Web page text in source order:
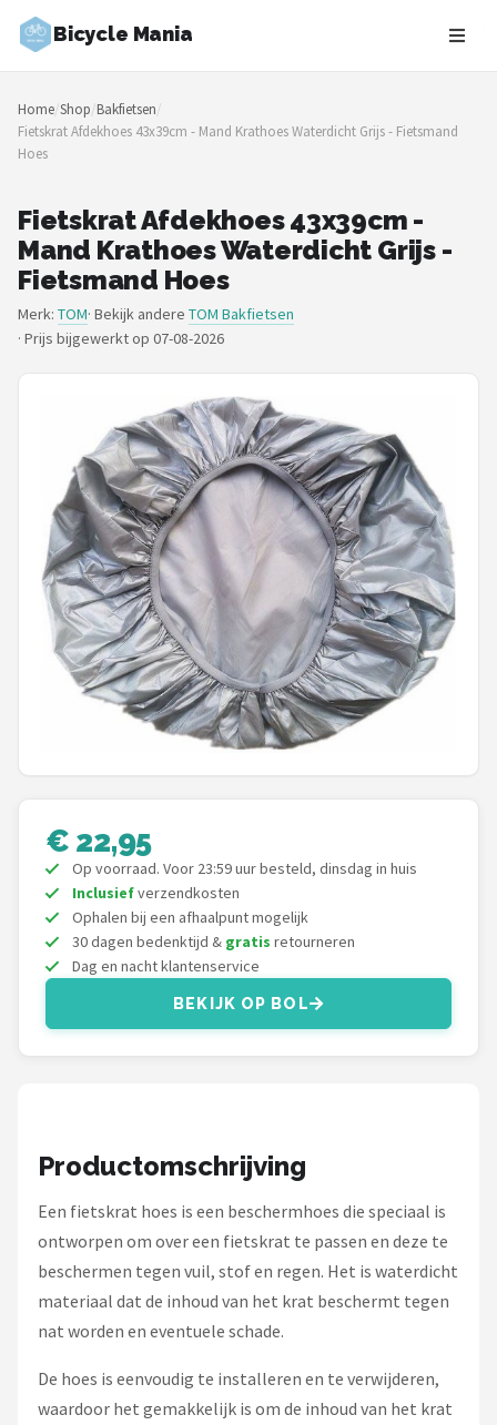
Bicycle Mania
Zoeken
NAVIGATIE
Shop
Merken
Blog
Fietsroutes
Kinderfietsen
Stadsfietsen
Elektrische fietsen
Mountainbikes
Shop
POPULAIRE MERKEN
Basil
AXA
New Looxs
BBB Cycling
Voltano
Cortina
Alle merken →
Home/Shop/Bakfietsen/
Fietskrat Afdekhoes 43x39cm - Mand Krathoes Waterdicht Grijs - Fietsmand
Hoes
Fietskrat Afdekhoes 43x39cm -
Mand Krathoes Waterdicht Grijs -
Fietsmand Hoes
Merk: TOM· Bekijk andere TOM Bakfietsen
· Prijs bijgewerkt op 07-08-2026
€ 22,95
Op voorraad. Voor 23:59 uur besteld, dinsdag in huis
Inclusiefverzendkosten
Ophalen bij een afhaalpunt mogelijk
30 dagen bedenktijd & gratis retourneren
Dag en nacht klantenservice
BEKIJK OP BOL
Productomschrijving
Een fietskrat hoes is een beschermhoes die speciaal is
ontworpen om over een fietskrat te passen en deze te
beschermen tegen vuil, stof en regen. Het is waterdicht
materiaal dat de inhoud van het krat beschermt tegen
nat worden en eventuele schade.
De hoes is eenvoudig te installeren en te verwijderen,
waardoor het gemakkelijk is om de inhoud van het krat